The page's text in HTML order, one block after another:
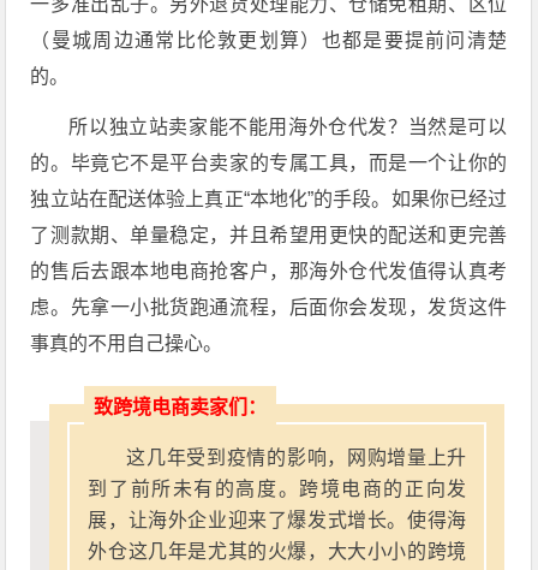
（曼城周边通常比伦敦更划算）也都是要提前问清楚
的。
所以独立站卖家能不能用海外仓代发？当然是可以
的。毕竟它不是平台卖家的专属工具，而是一个让你的
独立站在配送体验上真正“本地化”的手段。如果你已经过
了测款期、单量稳定，并且希望用更快的配送和更完善
的售后去跟本地电商抢客户，那海外仓代发值得认真考
虑。先拿一小批货跑通流程，后面你会发现，发货这件
事真的不用自己操心。
致跨境电商卖家们：
这几年受到疫情的影响，网购增量上升
到了前所未有的高度。跨境电商的正向发
展，让海外企业迎来了爆发式增长。使得海
外仓这几年是尤其的火爆，大大小小的跨境